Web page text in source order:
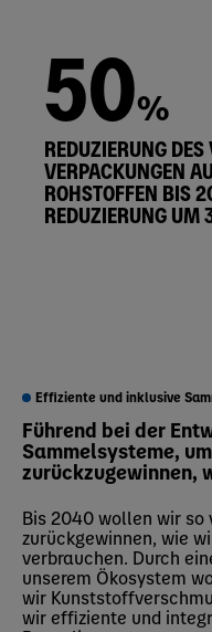
50%
REDUZIERUNG
VERPACKUNGEN
ROHSTOFFEN BIS
REDUZIERUNG
Effiziente und inklusive
Führend bei der
Sammelsysteme,
zurückzugewinnen,
Bis 2040 wollen wir
zurückgewinnen, wie
verbrauchen. Durch
unserem Ökosystem
wir
wir effiziente und